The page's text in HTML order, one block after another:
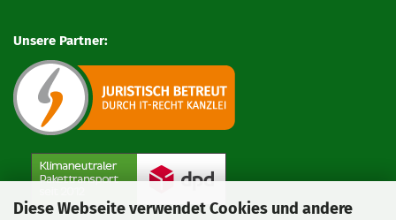
Diese Webseite verwendet Cookies und andere
Unsere Partner: